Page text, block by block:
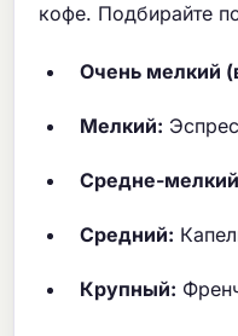
кофе. Подбирайте
Очень мелкий
Мелкий:
Средне-
Средний:
Крупный: